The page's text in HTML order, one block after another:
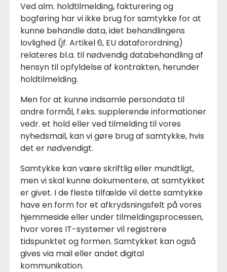
Ved alm. holdtilmelding, fakturering og
bogføring har vi ikke brug for samtykke for at
kunne behandle data, idet behandlingens
lovlighed (jf. Artikel 6, EU dataforordning)
relateres bl.a. til nødvendig databehandling af
hensyn til opfyldelse af kontrakten, herunder
holdtilmelding.
Men for at kunne indsamle persondata til
andre formål, f.eks. supplerende informationer
vedr. et hold eller ved tilmelding til vores
nyhedsmail, kan vi gøre brug af samtykke, hvis
det er nødvendigt.
Samtykke kan være skriftlig eller mundtligt,
men vi skal kunne dokumentere, at samtykket
er givet. I de fleste tilfælde vil dette samtykke
have en form for et afkrydsningsfelt på vores
hjemmeside eller under tilmeldingsprocessen,
hvor vores IT-systemer vil registrere
tidspunktet og formen. Samtykket kan også
gives via mail eller andet digital
kommunikation.